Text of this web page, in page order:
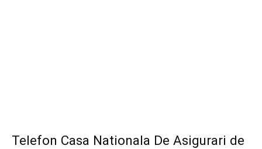
Telefon Casa Nationala De Asigurari de